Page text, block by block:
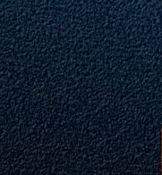
Share